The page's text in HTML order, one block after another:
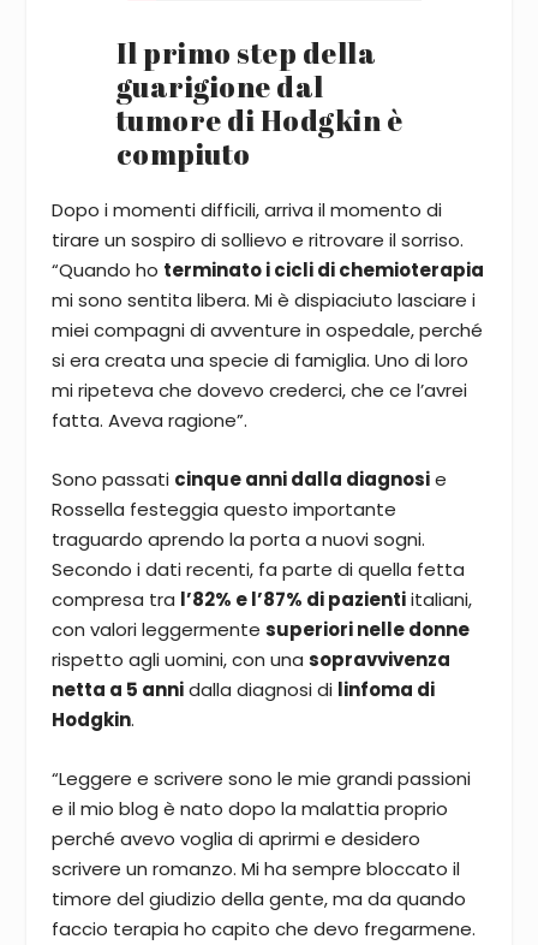
Il primo step della
guarigione dal
tumore di Hodgkin è
compiuto
Dopo i momenti difficili, arriva il momento di
tirare un sospiro di sollievo e ritrovare il sorriso.
“Quando ho terminato i cicli di chemioterapia
mi sono sentita libera. Mi è dispiaciuto lasciare i
miei compagni di avventure in ospedale, perché
si era creata una specie di famiglia. Uno di loro
mi ripeteva che dovevo crederci, che ce l’avrei
fatta. Aveva ragione”.
Sono passati cinque anni dalla diagnosie
Rossella festeggia questo importante
traguardo aprendo la porta a nuovi sogni.
Secondo i dati recenti, fa parte di quella fetta
compresa tra l’82% e l’87% di pazientiitaliani,
con valori leggermente superiori nelle donne
rispetto agli uomini, con una sopravvivenza
netta a 5 annidalla diagnosi di linfoma di
Hodgkin.
“Leggere e scrivere sono le mie grandi passioni
e il mio blog è nato dopo la malattia proprio
perché avevo voglia di aprirmi e desidero
scrivere un romanzo. Mi ha sempre bloccato il
timore del giudizio della gente, ma da quando
faccio terapia ho capito che devo fregarmene.